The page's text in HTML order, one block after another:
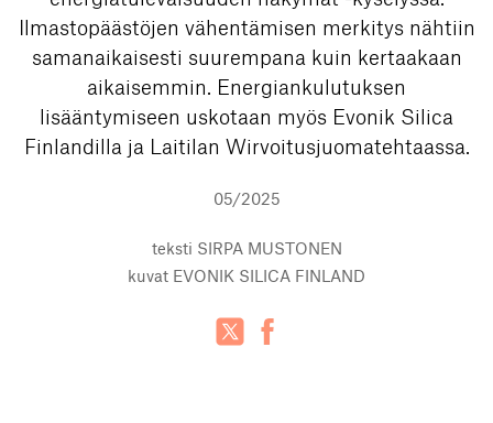
Ilmastopäästöjen vähentämisen merkitys nähtiin
samanaikaisesti suurempana kuin kertaakaan
aikaisemmin. Energiankulutuksen
lisääntymiseen uskotaan myös Evonik Silica
Finlandilla ja Laitilan Wirvoitusjuomatehtaassa.
05/2025
teksti SIRPA MUSTONEN
kuvat EVONIK SILICA FINLAND